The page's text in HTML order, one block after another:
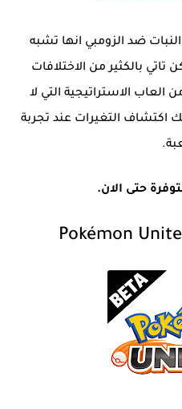
ضد الزومبي انها تشبه
بالكثير من الاختلافات
العاب الاستراتيجية التي لا
اكتشاف التغيرات عند تجربة
حتى الان.
Pokémon Unite